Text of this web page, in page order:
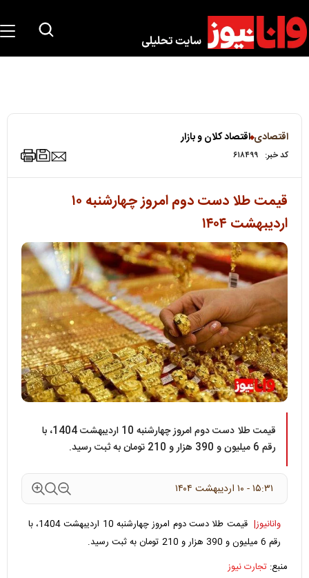
اقتصادی اقتصاد کلان و بازار
کد خبر: ۶۱۸۴۹۹
قیمت طلا دست دوم امروز چهارشنبه ۱۰
اردیبهشت ۱۴۰۴
قیمت طلا دست دوم امروز چهارشنبه 10 اردیبهشت 1404، با
رقم 6 میلیون و 390 هزار و 210 تومان به ثبت رسید.
۱۵:۳۱ - ۱۰ ارديبهشت ۱۴۰۴
وانانیوز|
قیمت طلا دست دوم امروز چهارشنبه 10 اردیبهشت 1404، با
رقم 6 میلیون و 390 هزار و 210 تومان به ثبت رسید.
منبع: تجارت نیوز